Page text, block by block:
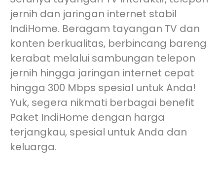
jernih dan jaringan internet stabil
IndiHome. Beragam tayangan TV dan
konten berkualitas, berbincang bareng
kerabat melalui sambungan telepon
jernih hingga jaringan internet cepat
hingga 300 Mbps spesial untuk Anda!
Yuk, segera nikmati berbagai benefit
Paket IndiHome dengan harga
terjangkau, spesial untuk Anda dan
keluarga.